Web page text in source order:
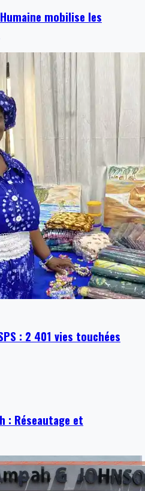
mobilise les
: 2 401 vies touchées
: Réseautage et